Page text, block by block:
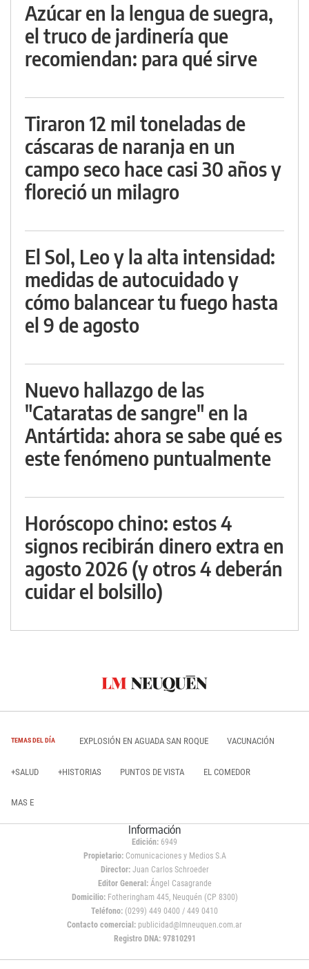
Azúcar en la lengua de suegra,
el truco de jardinería que
recomiendan: para qué sirve
Tiraron 12 mil toneladas de
cáscaras de naranja en un
campo seco hace casi 30 años y
floreció un milagro
El Sol, Leo y la alta intensidad:
medidas de autocuidado y
cómo balancear tu fuego hasta
el 9 de agosto
Nuevo hallazgo de las
"Cataratas de sangre" en la
Antártida: ahora se sabe qué es
este fenómeno puntualmente
Horóscopo chino: estos 4
signos recibirán dinero extra en
agosto 2026 (y otros 4 deberán
cuidar el bolsillo)
TEMAS DEL DÍA EXPLOSIÓN EN AGUADA SAN ROQUE VACUNACIÓN
+SALUD +HISTORIAS PUNTOS DE VISTA EL COMEDOR
MAS E
Información
Edición: 6949
Propietario:Comunicaciones y Medios S.A
Director: Juan Carlos Schroeder
Editor General:Ángel Casagrande
Domicilio:Fotheringham 445, Neuquén (CP 8300)
Teléfono: (0299) 449 0400 / 449 0410
Contacto comercial: publicidad@lmneuquen.com.ar
Registro DNA: 97810291